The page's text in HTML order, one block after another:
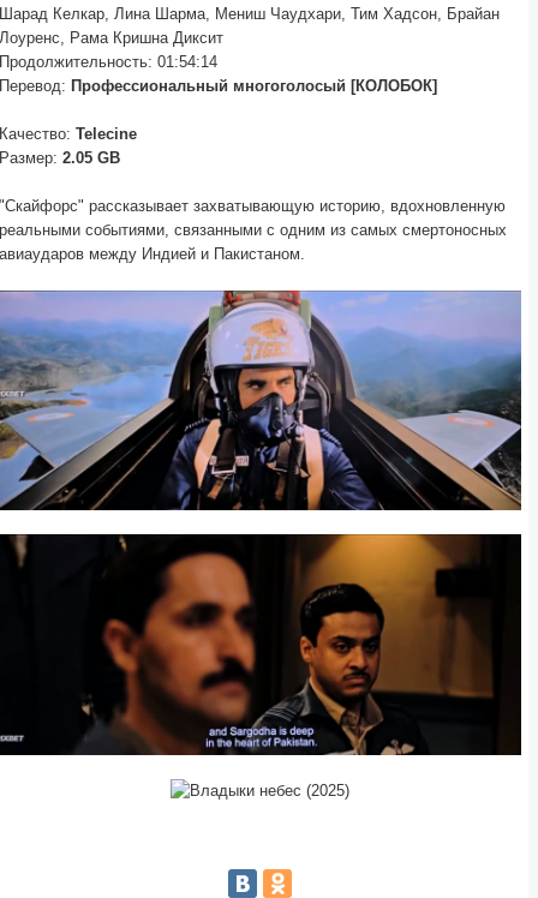
Шарад Келкар, Лина Шарма, Мениш Чаудхари, Тим Хадсон, Брайан
Лоуренс, Рама Кришна Диксит
Продолжительность: 01:54:14
Перевод: Профессиональный многоголосый [КОЛОБОК]
Качество: Telecine
Размер: 2.05 GB
"Скайфорс" рассказывает захватывающую историю, вдохновленную
реальными событиями, связанными с одним из самых смертоносных
авиаударов между Индией и Пакистаном.